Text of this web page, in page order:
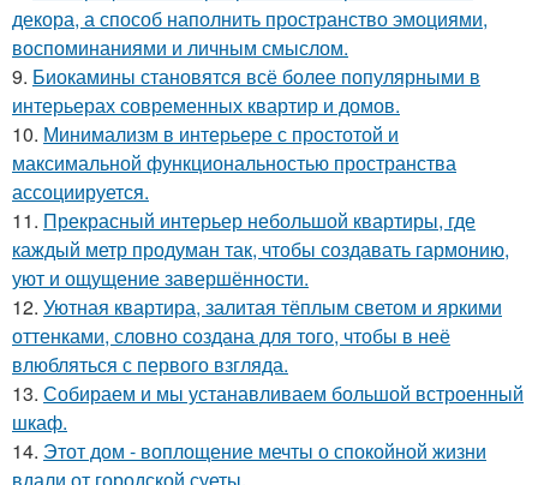
декора, а способ наполнить пространство эмоциями,
воспоминаниями и личным смыслом.
9. Биокамины становятся всё более популярными в
интерьерах современных квартир и домов.
10. Минимализм в интерьере с простотой и
максимальной функциональностью пространства
ассоциируется.
11. Прекрасный интерьер небольшой квартиры, где
каждый метр продуман так, чтобы создавать гармонию,
уют и ощущение завершённости.
12. Уютная квартира, залитая тёплым светом и яркими
оттенками, словно создана для того, чтобы в неё
влюбляться с первого взгляда.
13. Собираем и мы устанавливаем большой встроенный
шкаф.
14. Этот дом - воплощение мечты о спокойной жизни